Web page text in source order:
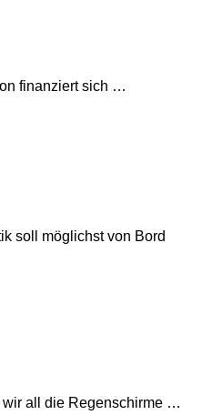
finanziert sich …
soll möglichst von Bord
wir all die Regenschirme …